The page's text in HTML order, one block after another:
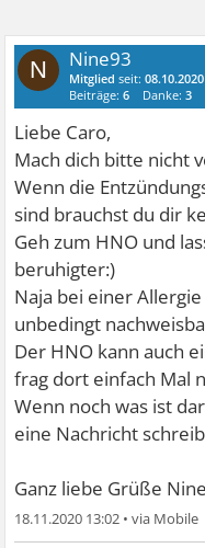
N Nine93
Mitglied seit:08.10.2020
Beiträge:6 Danke:3
Liebe Caro,
Mach dich bitte nicht
Wenn die
sind brauchst du dir
Geh zum HNO und
beruhigter:)
Naja bei einer
unbedingt
Der HNO kann auch
frag dort einfach Mal
Wenn noch was ist
eine Nachricht
Ganz liebe Grüße Nine
18.11.2020 13:02 •